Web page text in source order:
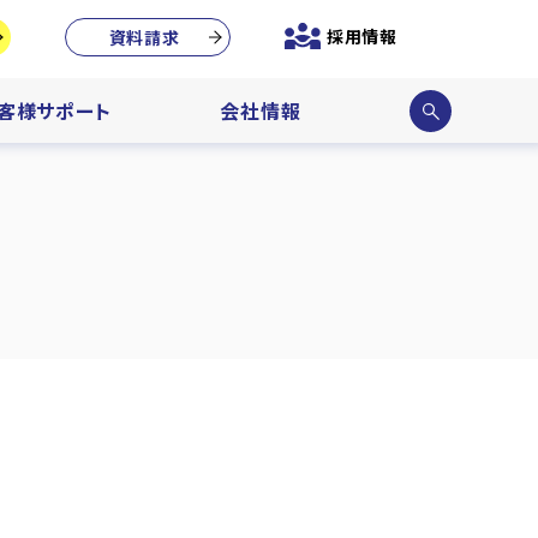
様サポート 会社情報
サイ
ト内
資料請求 採用情報